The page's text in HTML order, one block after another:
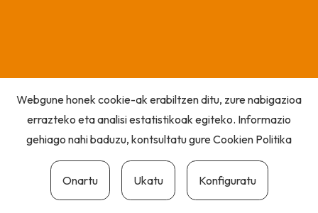
Webgune honek cookie-ak erabiltzen ditu, zure nabigazioa
errazteko eta analisi estatistikoak egiteko. Informazio
gehiago nahi baduzu, kontsultatu gureCookien Politika
Onartu Ukatu Konfiguratu